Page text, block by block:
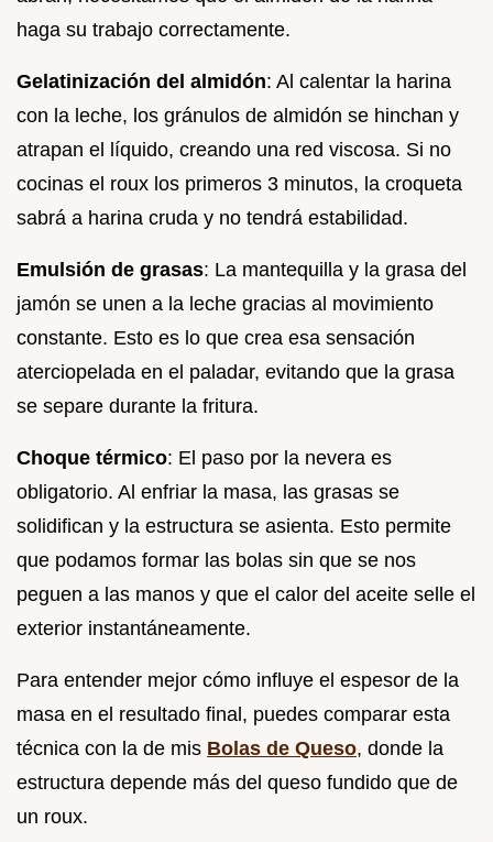
haga su trabajo correctamente.
Gelatinización del almidón: Al calentar la harina
con la leche, los gránulos de almidón se hinchan y
atrapan el líquido, creando una red viscosa. Si no
cocinas el roux los primeros 3 minutos, la croqueta
sabrá a harina cruda y no tendrá estabilidad.
Emulsión de grasas: La mantequilla y la grasa del
jamón se unen a la leche gracias al movimiento
constante. Esto es lo que crea esa sensación
aterciopelada en el paladar, evitando que la grasa
se separe durante la fritura.
Choque térmico: El paso por la nevera es
obligatorio. Al enfriar la masa, las grasas se
solidifican y la estructura se asienta. Esto permite
que podamos formar las bolas sin que se nos
peguen a las manos y que el calor del aceite selle el
exterior instantáneamente.
Para entender mejor cómo influye el espesor de la
masa en el resultado final, puedes comparar esta
técnica con la de mis Bolas de Queso, donde la
estructura depende más del queso fundido que de
un roux.